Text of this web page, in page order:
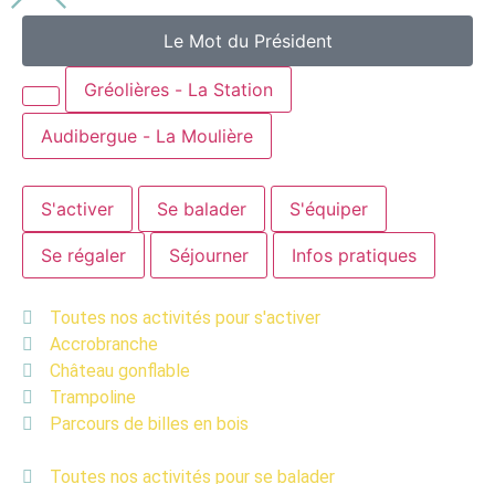
Le Mot du Président
Gréolières - La Station
Audibergue - La Moulière
S'activer Se balader S'équiper
Se régaler Séjourner Infos pratiques
Toutes nos activités pour s'activer
Accrobranche
Château gonflable
Trampoline
Parcours de billes en bois
Toutes nos activités pour se balader